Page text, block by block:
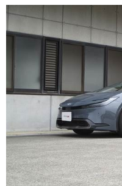
スクープ